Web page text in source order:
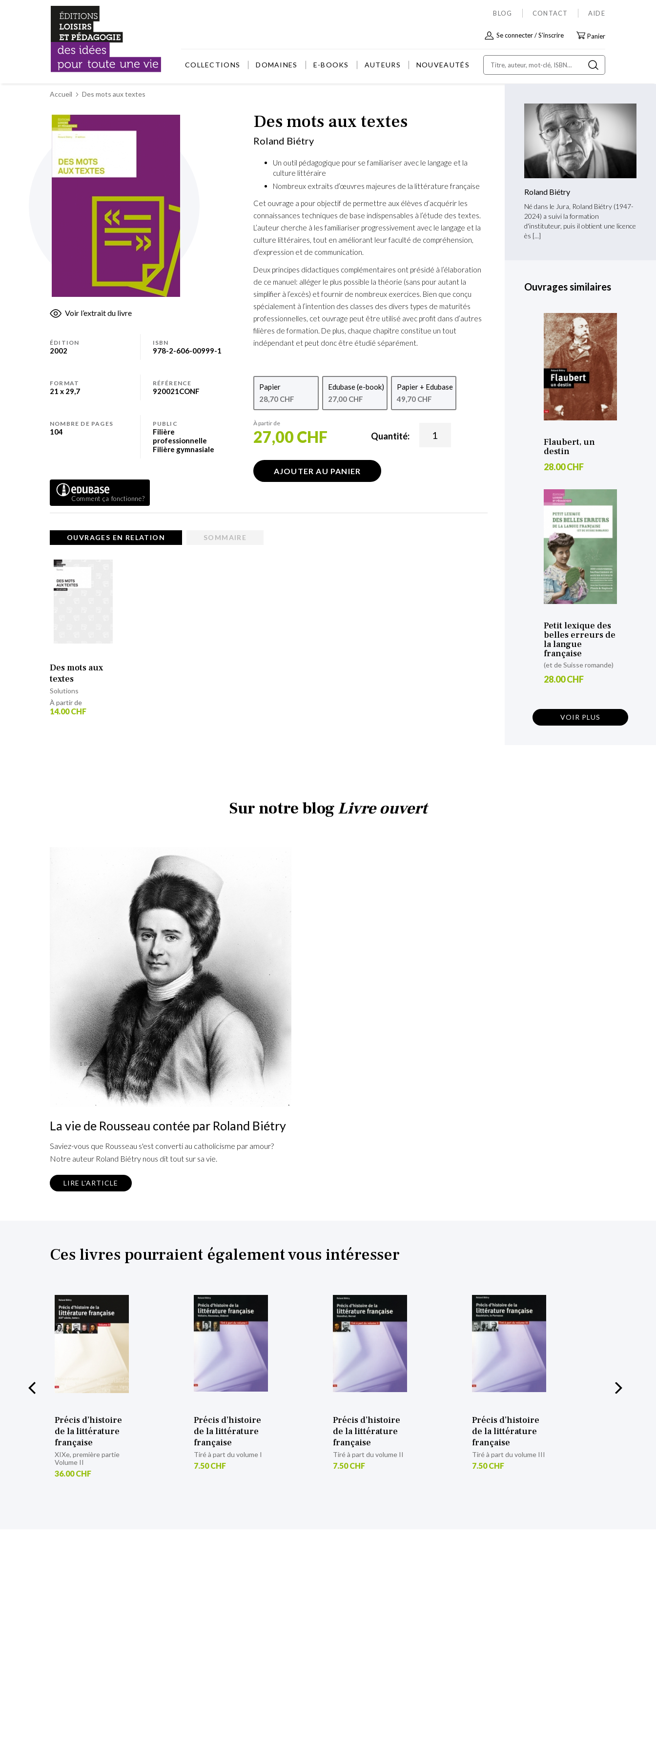
BLOG CONTACT AIDE
Allez
contenu
Se connecter S'inscrire Panier
COLLECTIONS DOMAINES E-BOOKS AUTEURS NOUVEAUTÉS
Accueil Des mots aux textes
Des mots aux textes
Roland Biétry
Un outil pédagogique pour se familiariser avec le langage et la
culture littéraire
Nombreux extraits d’œuvres majeures de la littérature française
Cet ouvrage a pour objectif de permettre aux élèves d’acquérir les
connaissances techniques de base indispensables à l’étude des textes.
L’auteur cherche à les familiariser progressivement avec le langage et la
culture littéraires, tout en améliorant leur faculté de compréhension,
d’expression et de communication.
Deux principes didactiques complémentaires ont présidé à l’élaboration
de ce manuel: alléger le plus possible la théorie (sans pour autant la
simplifier à l’excès) et fournir de nombreux exercices. Bien que conçu
spécialement à l’intention des classes des divers types de maturités
professionnelles, cet ouvrage peut être utilisé avec profit dans d’autres
filières de formation. De plus, chaque chapitre constitue un tout
indépendant et peut donc être étudié séparément.
Papier
28,70 CHF
Edubase (e-book)
27,00 CHF
Papier + Edubase
49,70 CHF
Quantité:
À partir de
27,00 CHF
AJOUTER AU PANIER
Skip
to
the
the
to
of
gallery
Voir l’extrait du livre
ÉDITION
2002
ISBN
978-2-606-00999-1
FORMAT
21 x 29,7
RÉFÉRENCE
920021CONF
NOMBRE DE PAGES
104
PUBLIC
Filière
professionnelle
Filière gymnasiale
Comment ça fonctionne?
OUVRAGES EN RELATION
Des mots aux
textes
Solutions
À partir de
14.00 CHF
SOMMAIRE
Roland Biétry
Né dans le Jura, Roland Biétry (1947-
2024) a suivi la formation
d'instituteur, puis il obtient une licence
ès
Ouvrages similaires
Flaubert, un
destin
28.00 CHF
Petit lexique des
belles erreurs de
la langue
française
(et de Suisse romande)
28.00 CHF
VOIR PLUS
Sur notre blogLivre ouvert
La vie de Rousseau contée par Roland Biétry
Saviez-vous que Rousseau s'est converti au catholicisme par amour?
Notre auteur Roland Biétry nous dit tout sur sa vie.
LIRE L'ARTICLE
Ces livres pourraient également vous intéresser
Précis d’histoire
de la littérature
française
Tiré à part du volume I
7.50 CHF
Précis d’histoire
de la littérature
française
Tiré à part du volume II
7.50 CHF
Précis d’histoire
de la littérature
française
Tiré à part du volume III
7.50 CHF
Précis d’histoire
de la littérature
française
du Moyen âge au XVIIIe
Volume I